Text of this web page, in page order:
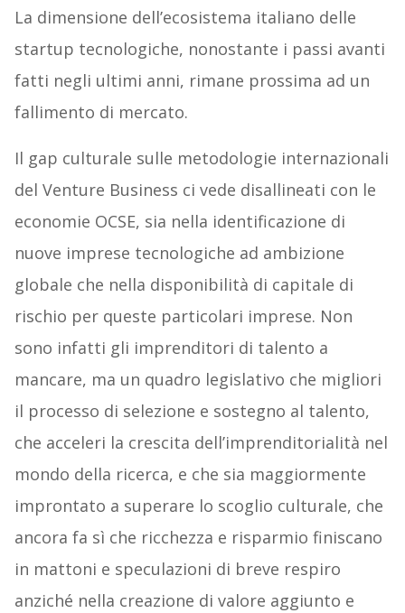
La dimensione dell’ecosistema italiano delle
startup tecnologiche, nonostante i passi avanti
fatti negli ultimi anni, rimane prossima ad un
fallimento di mercato.
Il gap culturale sulle metodologie internazionali
del Venture Business ci vede disallineati con le
economie OCSE, sia nella identificazione di
nuove imprese tecnologiche ad ambizione
globale che nella disponibilità di capitale di
rischio per queste particolari imprese. Non
sono infatti gli imprenditori di talento a
mancare, ma un quadro legislativo che migliori
il processo di selezione e sostegno al talento,
che acceleri la crescita dell’imprenditorialità nel
mondo della ricerca, e che sia maggiormente
improntato a superare lo scoglio culturale, che
ancora fa sì che ricchezza e risparmio finiscano
in mattoni e speculazioni di breve respiro
anziché nella creazione di valore aggiunto e